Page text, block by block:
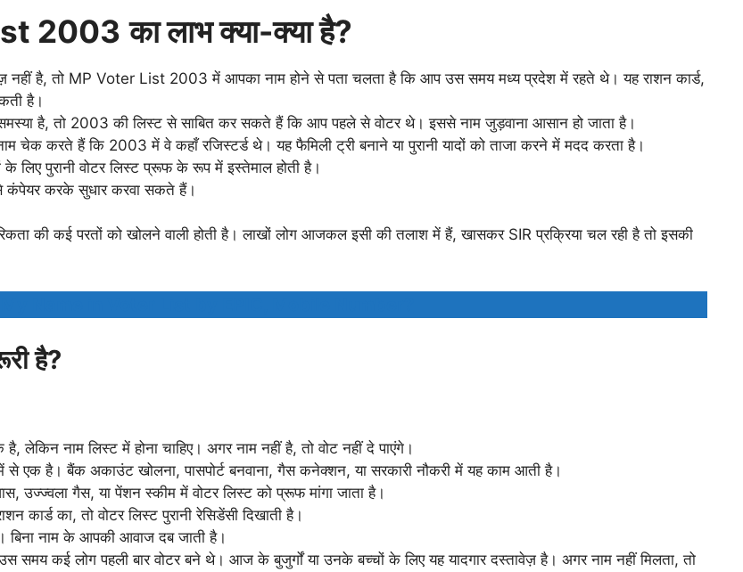
2003 का लाभ क्या-क्या है?
नहीं है, तो MP Voter List 2003 में आपका नाम होने से पता चलता है कि आप उस समय मध्य प्रदेश में रहते थे। यह राशन कार्ड,
है।
है, तो 2003 की लिस्ट से साबित कर सकते हैं कि आप पहले से वोटर थे। इससे नाम जुड़वाना आसान हो जाता है।
चेक करते हैं कि 2003 में वे कहाँ रजिस्टर्ड थे। यह फैमिली ट्री बनाने या पुरानी यादों को ताजा करने में मदद करता है।
पुरानी वोटर लिस्ट प्रूफ के रूप में इस्तेमाल होती है।
कंपेयर करके सुधार करवा सकते हैं।
की कई परतों को खोलने वाली होती है। लाखों लोग आजकल इसी की तलाश में हैं, खासकर SIR प्रक्रिया चल रही है तो इसकी
है?
नाम लिस्ट में होना चाहिए। अगर नाम नहीं है, तो वोट नहीं दे पाएंगे।
एक है। बैंक अकाउंट खोलना, पासपोर्ट बनवाना, गैस कनेक्शन, या सरकारी नौकरी में यह काम आती है।
उज्ज्वला गैस, या पेंशन स्कीम में वोटर लिस्ट को प्रूफ मांगा जाता है।
कार्ड का, तो वोटर लिस्ट पुरानी रेसिडेंसी दिखाती है।
बिना नाम के आपकी आवाज दब जाती है।
समय कई लोग पहली बार वोटर बने थे। आज के बुजुर्गों या उनके बच्चों के लिए यह यादगार दस्तावेज़ है। अगर नाम नहीं मिलता, तो